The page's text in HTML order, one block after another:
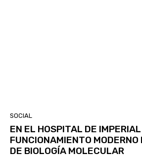
SOCIAL
EN EL HOSPITAL DE
FUNCIONAMIENTO MODERNO
DE BIOLOGÍA MOLECULAR